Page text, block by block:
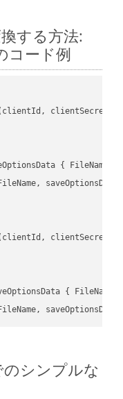
する方法:
コード例
clientSecret);
{ FileName =
clientSecret);
{ FileName
のシンプルな